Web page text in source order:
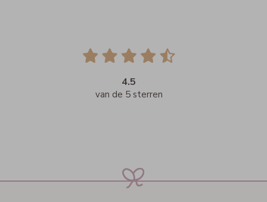
4.5
van de 5 sterren